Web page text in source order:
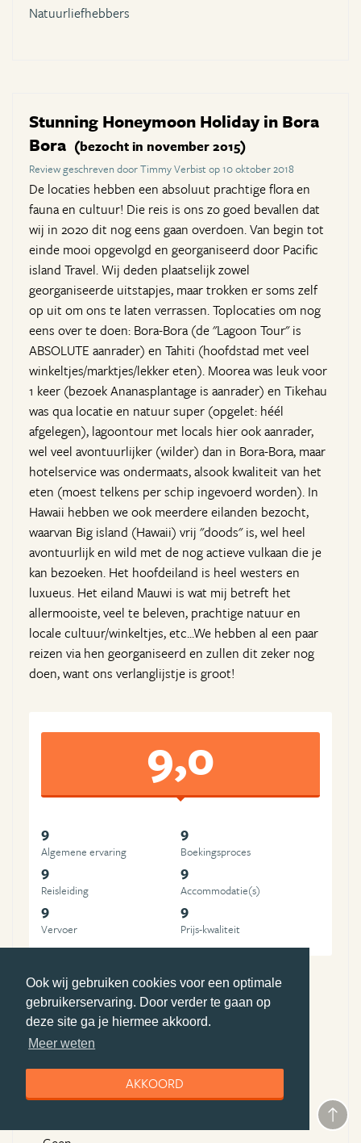
Ook wij gebruiken cookies voor een optimale
gebruikerservaring. Door verder te gaan op
deze site ga je hiermee akkoord.
Meer weten
AKKOORD
Natuurliefhebbers
Stunning Honeymoon Holiday in Bora
Bora (bezocht in november 2015)
Review geschreven door Timmy Verbist op 10 oktober 2018
De locaties hebben een absoluut prachtige flora en
fauna en cultuur! Die reis is ons zo goed bevallen dat
wij in 2020 dit nog eens gaan overdoen. Van begin tot
einde mooi opgevolgd en georganiseerd door Pacific
island Travel. Wij deden plaatselijk zowel
georganiseerde uitstapjes, maar trokken er soms zelf
op uit om ons te laten verrassen. Toplocaties om nog
eens over te doen: Bora-Bora (de "Lagoon Tour" is
ABSOLUTE aanrader) en Tahiti (hoofdstad met veel
winkeltjes/marktjes/lekker eten). Moorea was leuk voor
1 keer (bezoek Ananasplantage is aanrader) en Tikehau
was qua locatie en natuur super (opgelet: héél
afgelegen), lagoontour met locals hier ook aanrader,
wel veel avontuurlijker (wilder) dan in Bora-Bora, maar
hotelservice was ondermaats, alsook kwaliteit van het
eten (moest telkens per schip ingevoerd worden). In
Hawaii hebben we ook meerdere eilanden bezocht,
waarvan Big island (Hawaii) vrij "doods" is, wel heel
avontuurlijk en wild met de nog actieve vulkaan die je
kan bezoeken. Het hoofdeiland is heel westers en
luxueus. Het eiland Mauwi is wat mij betreft het
allermooiste, veel te beleven, prachtige natuur en
locale cultuur/winkeltjes, etc...We hebben al een paar
reizen via hen georganiseerd en zullen dit zeker nog
doen, want ons verlanglijstje is groot!
9,0
9
Algemene ervaring
9
Boekingsproces
9
Reisleiding
9
Accommodatie(s)
9
Vervoer
9
Prijs-kwaliteit
Pluspunten Pacific Island Travel
Reis op maat
toplocaties